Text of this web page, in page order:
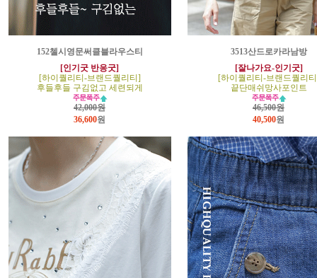
152첼시영문써클블라우스티
[인기굿 반응굿]
[하이퀄리티-브랜드퀄리티]
후들후들 구김없고 세련되게
42,000원
36,600원
3513산드로카라남방
[잘나가요-인기굿]
[하이퀄리티-브랜드퀄리
끝단매쉬망사포인트
46,500원
40,500원